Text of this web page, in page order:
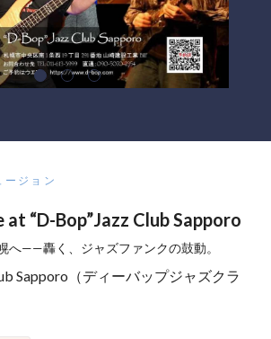
ージョン
at “D-Bop”Jazz Club Sapporo
へ——轟く、ジャズファンクの鼓動。
Sapporo（ディーバップジャズクラ